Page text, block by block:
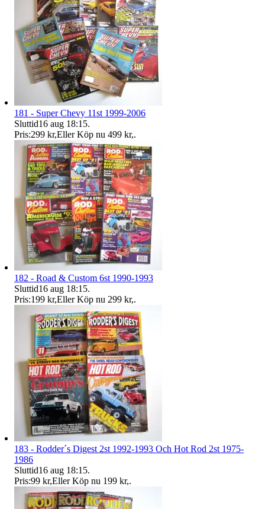
181 - Super Chevy 11st 1999-2006
Sluttid16 aug 18:15.
Pris:299 kr,Eller Köp nu 499 kr,.
182 - Road & Custom 6st 1990-1993
Sluttid16 aug 18:15.
Pris:199 kr,Eller Köp nu 299 kr,.
183 - Rodder´s Digest 2st 1992-1993 Och Hot Rod 2st 1975-
1986
Sluttid16 aug 18:15.
Pris:99 kr,Eller Köp nu 199 kr,.